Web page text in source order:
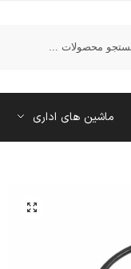
ماشین‌ های اداری